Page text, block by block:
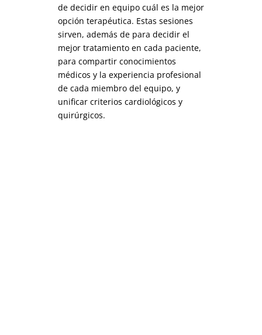
de decidir en equipo cuál es la mejor
opción terapéutica. Estas sesiones
sirven, además de para decidir el
mejor tratamiento en cada paciente,
para compartir conocimientos
médicos y la experiencia profesional
de cada miembro del equipo, y
unificar criterios cardiológicos y
quirúrgicos.